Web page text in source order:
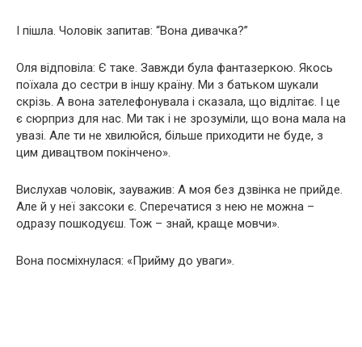
І пішла. Чоловік запитав: “Вона дивачка?”
Оля відповіла: Є таке. Завжди була фантазеркою. Якось
поїхала до сестри в іншу країну. Ми з батьком шукали
скрізь. А вона зателефонувала і сказала, що відлітає. І це
є сюрприз для нас. Ми так і не зрозуміли, що вона мала на
увазі. Але ти не хвилюйся, більше приходити не буде, з
цим дивацтвом покінчено».
Вислухав чоловік, зауважив: А моя без дзвінка не прийде.
Але й у неї заксоки є. Сперечатися з нею не можна –
одразу пошкодуєш. Тож – знай, краще мовчи».
Вона посміхнулася: «Прийму до уваги».